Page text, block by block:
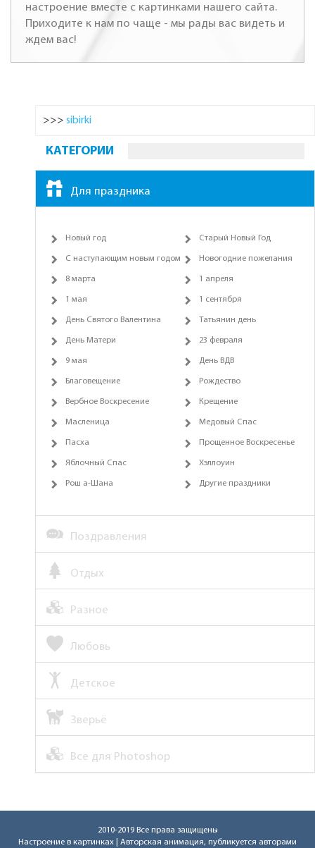
настроение вместе с картинками нашего сайта.
Приходите к нам по чаще - мы рады вас видеть и
ждем вас!
>>> sibirki
КАТЕГОРИИ
Для праздника
Новый год Старый Новый Год
С наступающим новым годом Новогодние пожелания
8 марта 1 апреля
1 мая 1 сентября
День Святого Валентина Татьянин день
День Матери 23 февраля
9 мая День ВДВ
Благовещение Рождество
Вербное Воскресение Крещение
Масленица Медовый Спас
Пасха Прощенное Воскресенье
Яблочный Спас Хэллоуин
Рош а-Шана Другие праздники
Поздравления
Отдых
Разное
Любовь
Детское
Зверьё
Все для Photoshop
2010-2019 Все права защищены
Настроение в картинках | Авторская анимация, публикуется авторами